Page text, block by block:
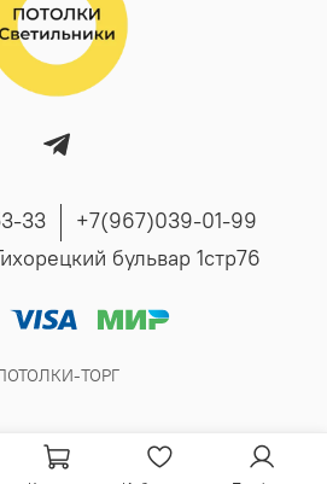
33
+7(967)039-01-99
бульвар 1стр76
ТОРГ